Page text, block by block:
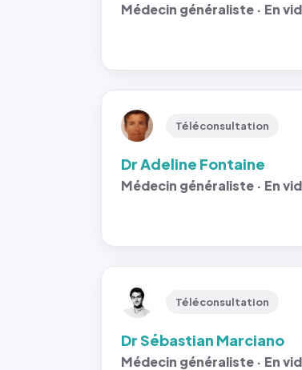
Médecin généraliste · En
Téléconsultation
Dr Adeline Fontaine
Médecin généraliste · En
Téléconsultation
Dr Sébastian Marciano
Médecin généraliste · En